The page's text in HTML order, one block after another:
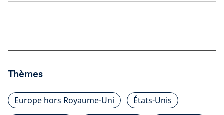
Thèmes
Europe hors Royaume-Uni
États-Unis